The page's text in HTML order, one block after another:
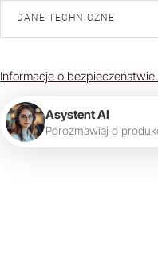
DANE TECHNICZNE
Informacje o
Asystent AI
Porozmawiaj o produk